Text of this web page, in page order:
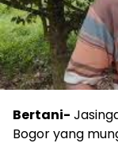
Bertani-
Bogor yang